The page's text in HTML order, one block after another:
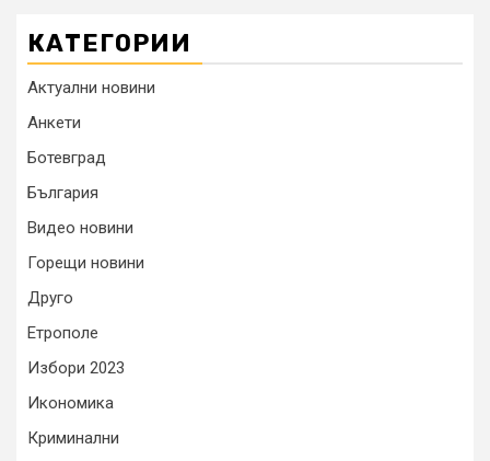
КАТЕГОРИИ
Актуални новини
Анкети
Ботевград
България
Видео новини
Горещи новини
Друго
Етрополе
Избори 2023
Икономика
Криминални